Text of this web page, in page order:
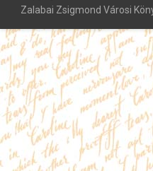
Zalabai Zsigmond Városi